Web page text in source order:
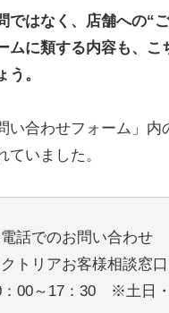
ではなく、店舗への“
ムに類する内容も、
う。
い合わせフォーム」
ていました。
話でのお問い合わせ
トリアお客様相談窓
：00～17：30 ※土日